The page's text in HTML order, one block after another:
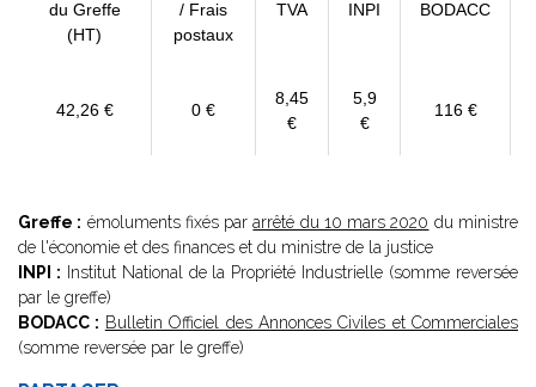
du Greffe
(HT)
/ Frais
postaux
TVA INPI BODACC
42,26 € 0 €
8,45
€
5,9
€
116 €
Greffe : émoluments fixés pararrêté du 10 mars 2020 du ministre
de l'économie et des finances et du ministre de la justice
INPI : Institut National de la Propriété Industrielle (somme reversée
par le greffe)
BODACC : Bulletin Officiel des Annonces Civiles et Commerciales
(somme reversée par le greffe)